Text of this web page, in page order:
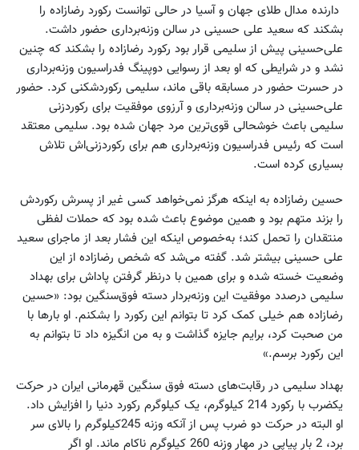
دارنده مدال طلای جهان و آسیا در حالی توانست رکورد رضازاده را
بشکند که سعید علی حسینی در سالن وزنه‌برداری حضور داشت.
علی‌حسینی پیش از سلیمی قرار بود رکورد رضازاده را بشکند که چنین
نشد و در شرایطی که او بعد از رسوایی دوپینگ فدراسیون وزنه‌برداری
در حسرت حضور در مسابقه باقی ماند، سلیمی رکوردشکنی کرد. حضور
علی‌حسینی در سالن وزنه‌برداری و آرزوی موفقیت برای رکوردزنی
سلیمی باعث خوشحالی قوی‌ترین مرد جهان شده بود. سلیمی معتقد
است که رئیس فدراسیون وزنه‌برداری هم برای رکوردزنی‌اش تلاش
بسیاری کرده است.
حسین رضازاده به اینکه هرگز نمی‌خواهد کسی غیر از پسرش رکوردش
را بزند متهم بود و همین موضوع باعث شده بود که حملات لفظی
منتقدان را تحمل کند؛ به‌خصوص اینکه این فشار بعد از ماجرای سعید
علی حسینی بیشتر شد. گفته می‌شد که شخص رضازاده از این
وضعیت خسته شده و برای همین با درنظر گرفتن پاداش برای بهداد
سلیمی درصدد موفقیت این وزنه‌بردار دسته فوق‌سنگین بود: «حسین
رضازاده هم خیلی کمک کرد تا بتوانم این رکورد را بشکنم. او بارها با
من صحبت کرد، برایم جایزه گذاشت و به من انگیزه داد تا بتوانم به
این رکورد برسم.»
بهداد سلیمی در رقابت‌های دسته فوق سنگین قهرمانی ایران در حرکت
یکضرب با رکورد 214 کیلوگرم، یک کیلوگرم رکورد دنیا را افزایش داد.
او البته در حرکت دو ضرب پس از آنکه وزنه 245‌کیلوگرم را بالای سر
برد، 2 بار پیاپی در مهار وزنه 260 کیلوگرم ناکام ماند. او اگر